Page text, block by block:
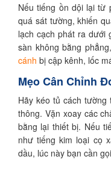
Nếu tiếng ồn dội lại từ
quá sát tường, khiến
lạch cạch phát ra dưới
sàn không bằng
cánh bị cập kênh, lốc
Mẹo Cân Chỉnh
Hãy kéo tủ cách
thông. Vặn xoay các
bằng lại thiết bị. Nếu
như tiếng kim loại cọ
dầu, lúc này bạn cần